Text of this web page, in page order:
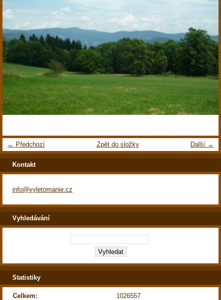
← Předchozí Další →
Zpět do složky
Kontakt
info@vyletomanie.cz
Vyhledávání
Statistiky
Celkem: 1026557